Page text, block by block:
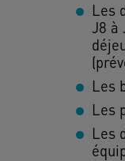
Les
J8 à
Les
Les
Les